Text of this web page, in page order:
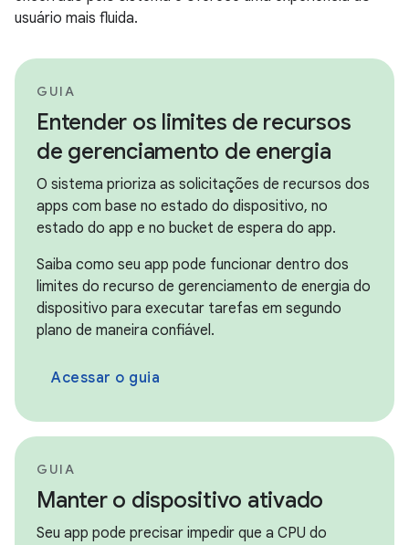
usuário mais fluida.
GUIA
Entender os limites de recursos
de gerenciamento de energia
O sistema prioriza as solicitações de recursos dos
apps com base no estado do dispositivo, no
estado do app e no bucket de espera do app.
Saiba como seu app pode funcionar dentro dos
limites do recurso de gerenciamento de energia do
dispositivo para executar tarefas em segundo
plano de maneira confiável.
Acessar o guia
GUIA
Manter o dispositivo ativado
Seu app pode precisar impedir que a CPU do